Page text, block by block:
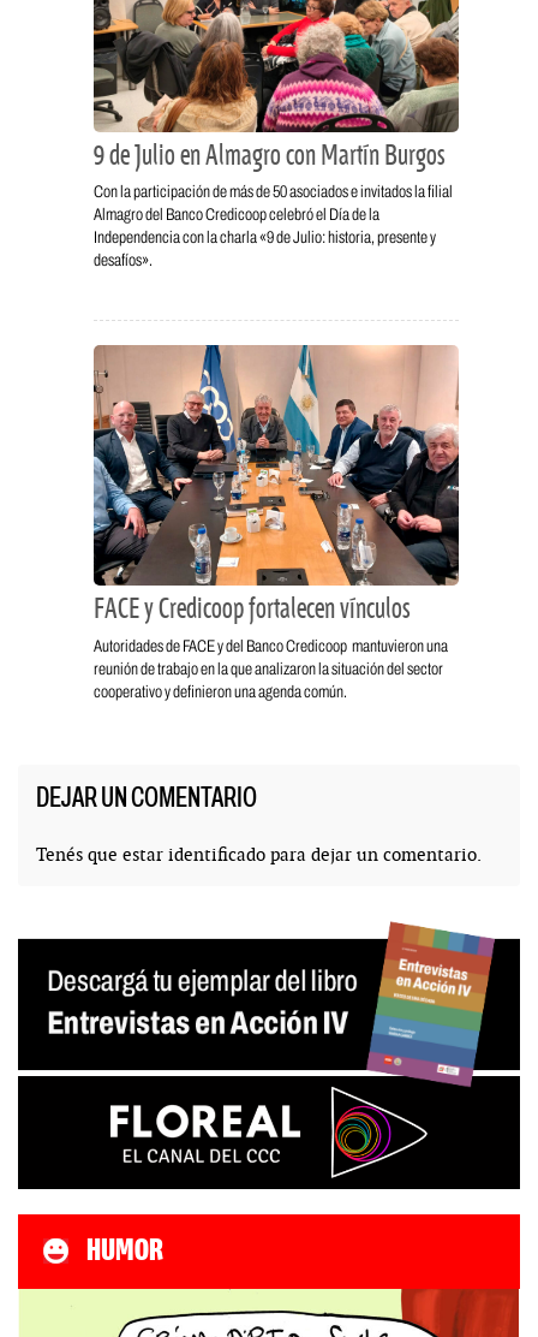
9 de Julio en Almagro con Martín Burgos
Con la participación de más de 50 asociados e invitados la filial
Almagro del Banco Credicoop celebró el Día de la
Independencia con la charla «9 de Julio: historia, presente y
desafíos».
FACE y Credicoop fortalecen vínculos
Autoridades de FACE y del Banco Credicoop mantuvieron una
reunión de trabajo en la que analizaron la situación del sector
cooperativo y definieron una agenda común.
DEJAR UN COMENTARIO
Tenés que estar identificado para dejar un comentario.
HUMOR